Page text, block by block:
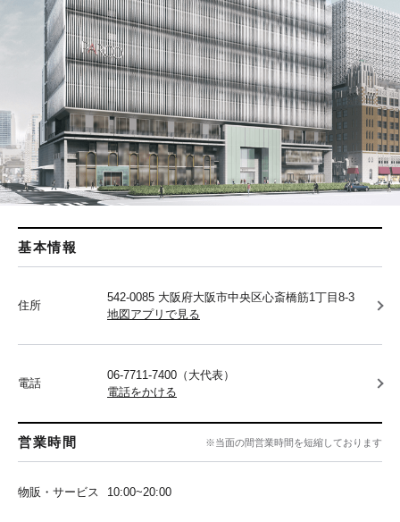
基本情報
住所
542-0085 大阪府大阪市中央区心斎橋筋1丁目8-3
地図アプリで見る
電話
06-7711-7400（大代表）
電話をかける
営業時間 ※当面の間営業時間を短縮しております
物販・サービス 10:00~20:00